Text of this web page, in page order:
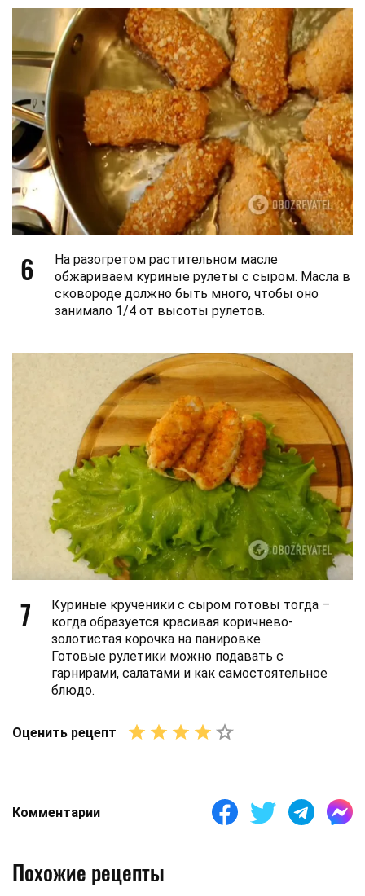
6
На разогретом растительном масле
обжариваем куриные рулеты с сыром. Масла в
сковороде должно быть много, чтобы оно
занимало 1/4 от высоты рулетов.
7
Куриные крученики с сыром готовы тогда –
когда образуется красивая коричнево-
золотистая корочка на панировке.
Готовые рулетики можно подавать с
гарнирами, салатами и как самостоятельное
блюдо.
Оценить рецепт
Комментарии
Похожие рецепты